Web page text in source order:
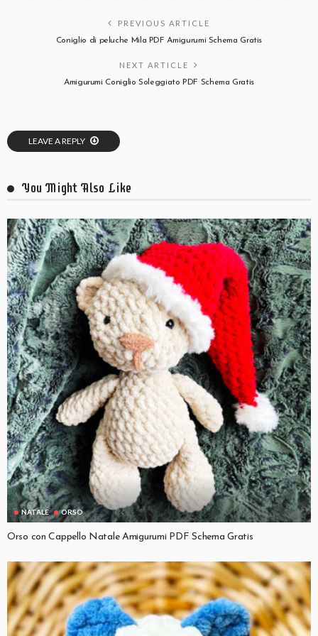
PREVIOUS ARTICLE
Coniglio di peluche Mila PDF Amigurumi Schema Gratis
NEXT ARTICLE
Amigurumi Coniglio Soleggiato PDF Schema Gratis
LEAVE A REPLY
You Might Also Like
NATALE ORSO
Orso con Cappello Natale Amigurumi PDF Schema Gratis